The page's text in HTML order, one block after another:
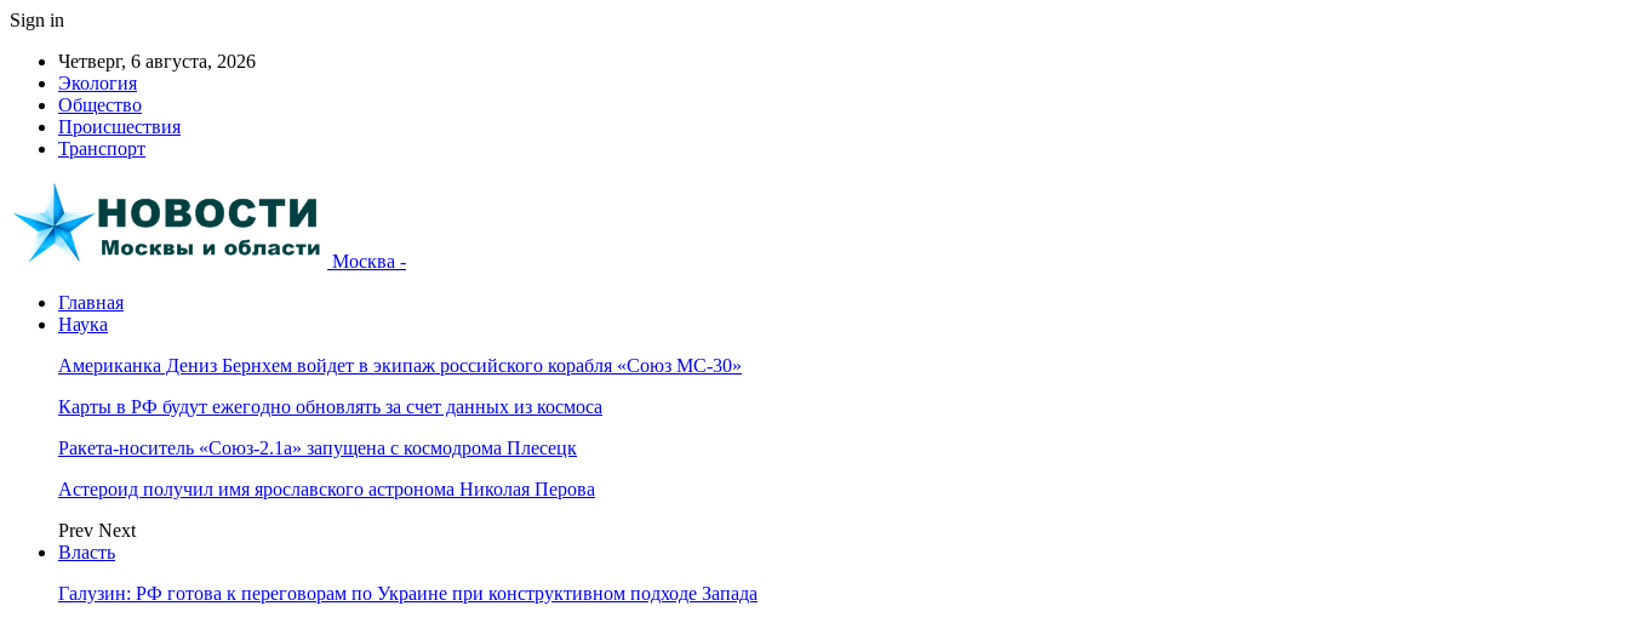
Sign in
Четверг, 6 августа, 2026
Экология
Общество
Происшествия
Транспорт
Москва -
Главная
Наука
Американка Дениз Бернхем войдет в экипаж российского корабля «Союз МС-30»
Карты в РФ будут ежегодно обновлять за счет данных из космоса
Ракета-носитель «Союз-2.1а» запущена с космодрома Плесецк
Астероид получил имя ярославского астронома Николая Перова
Prev Next
Власть
Галузин: РФ готова к переговорам по Украине при конструктивном подходе Запада